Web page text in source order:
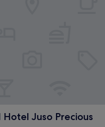
Hotel Juso Precious
Juso Precious